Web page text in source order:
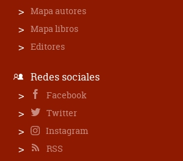
Mapa autores
Mapa libros
Editores
Redes sociales
Facebook
Twitter
Instagram
RSS